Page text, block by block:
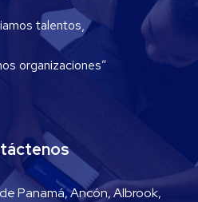
talentos,
organizaciones”
Panamá, Ancón, Albrook,